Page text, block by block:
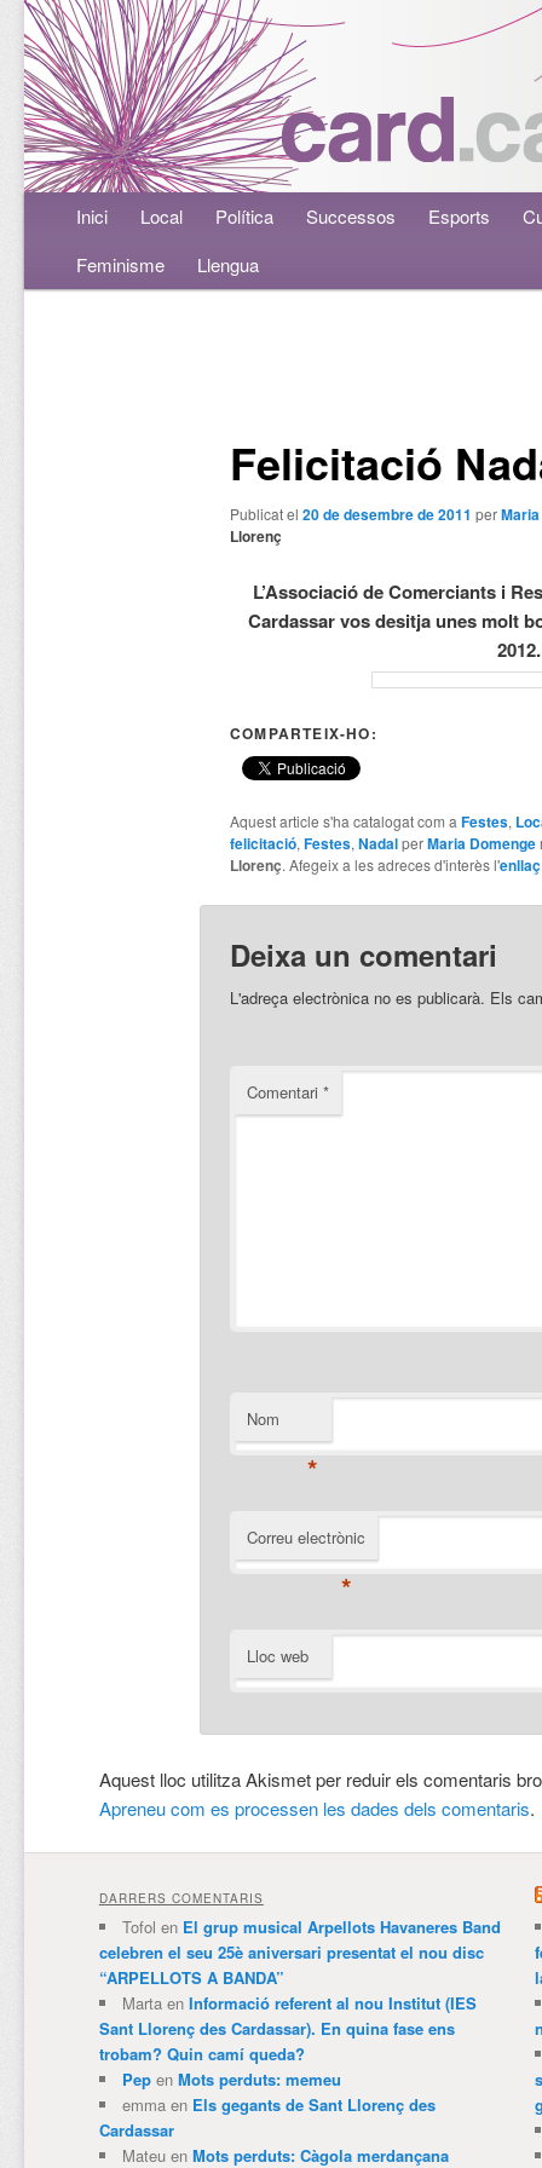
Menú principalAneu al contingut principal
Aneu al contingut secundari
Inici Local Política Successos Esports
Feminisme
Llengua
Felicitació
Publicat el 20 de desembre de 2011 per
Llorenç
L’Associació de Comerciants i
Cardassar vos desitja unes molt
2012.
COMPARTEIX-HO:
Aquest article s'ha catalogat com a Festes,
felicitació, Festes, NadalperMaria Domenge
Llorenç. Afegeix a les adreces d'interès l'enllaç
Deixa un comentari
L'adreça electrònica no es publicarà. Els
Comentari *
Nom
*
Correu electrònic
*
Lloc web
Aquest lloc utilitza Akismet per reduir els comentaris
Apreneu com es processen les dades dels comentaris.
DARRERS COMENTARIS
Tofol en El grup musical Arpellots Havaneres Band
celebren el seu 25è aniversari presentat el nou disc
“ARPELLOTS A BANDA”
Martaen Informació referent al nou Institut (IES
Sant Llorenç des Cardassar). En quina fase ens
trobam? Quin camí queda?
Pepen Mots perduts: memeu
emmaen Els gegants de Sant Llorenç des
Cardassar
Mateuen Mots perduts: Càgola merdançana